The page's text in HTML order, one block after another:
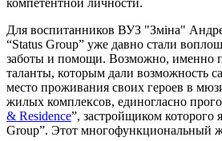
Для воспитанников ВУЗ "Зміна"
“Status Group” уже давно стали
заботы и помощи. Возможно, именно
таланты, которым дали возможность
место проживания своих героев в
жилых комплексов, единогласно
& Residence”, застройщиком которого
Group”. Этот многофункциональный